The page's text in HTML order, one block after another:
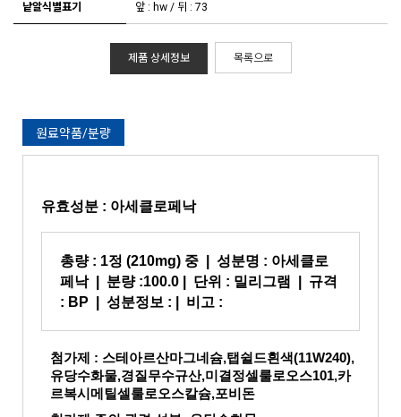
낱알식별표기 앞 : hw / 뒤 : 73
제품 상세정보 목록으로
원료약품/분량
유효성분 : 아세클로페낙
총량 : 1정 (210mg) 중 | 성분명 : 아세클로
페낙
| 분량 :100.0
| 단위 : 밀리그램 | 규격
: BP | 성분정보 : 비고 :
첨가제 : 스테아르산마그네슘,탭쉴드흰색(11W240),
유당수화물,경질무수규산,미결정셀룰로오스101,카
르복시메틸셀룰로오스칼슘,포비돈